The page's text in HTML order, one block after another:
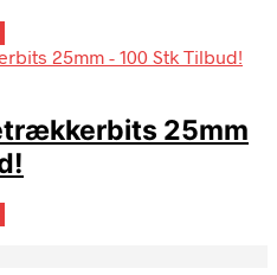
25mm